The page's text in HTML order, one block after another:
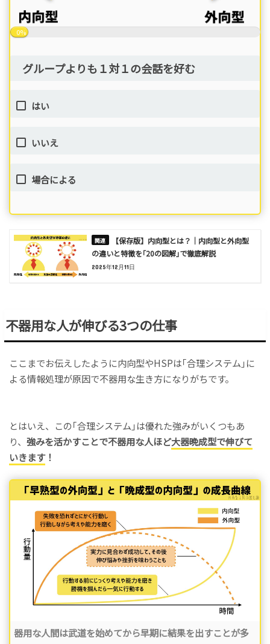
0%
グループよりも１対１の会話を好む
はい
いいえ
場合による
【保存版】内向型とは？｜内向型と外向型
の違いと特徴を｢20の図解｣で徹底解説
2025年12月11日
不器用な人が伸びる3つの仕事
ここまでお伝えしたように内向型やHSPは｢合理システム｣に
よる情報処理が原因で不器用な生き方になりがちです。
とはいえ、この｢合理システム｣は優れた強みがいくつもあ
り、強みを活かすことで不器用な人ほど大器晩成型で伸びて
いきます！
器用な人間は武道を始めてから早期に結果を出すことが多